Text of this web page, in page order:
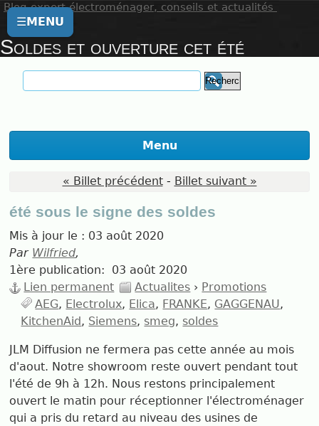
Blog expert électroménager, conseils et actualités
Soldes et ouverture cet été
☰MENU
Menu
« Billet précédent - Billet suivant »
été sous le signe des soldes
Mis à jour le : 03 août 2020
Par Wilfried,
1ère publication: 03 août 2020
Lien permanent
Actualites › Promotions
AEG
Electrolux Elica FRANKE
GAGGENAU
KitchenAid
Siemens smeg soldes
JLM Diffusion ne fermera pas cette année au mois
d'aout. Notre showroom reste ouvert pendant tout
l'été de 9h à 12h. Nous restons principalement
ouvert le matin pour réceptionner l'électroménager
qui a pris du retard au niveau des usines de